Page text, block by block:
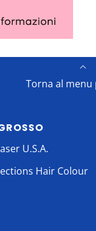
Torna al menu
U.S.A.
Hair Colour